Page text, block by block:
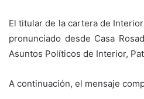
El titular de la cartera de
pronunciado desde Casa
Asuntos Políticos de Interior,
A continuación, el mensaje